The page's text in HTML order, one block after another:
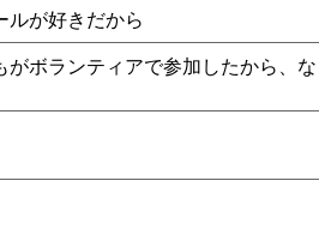
ルが好きだから
がボランティアで参加したから、な